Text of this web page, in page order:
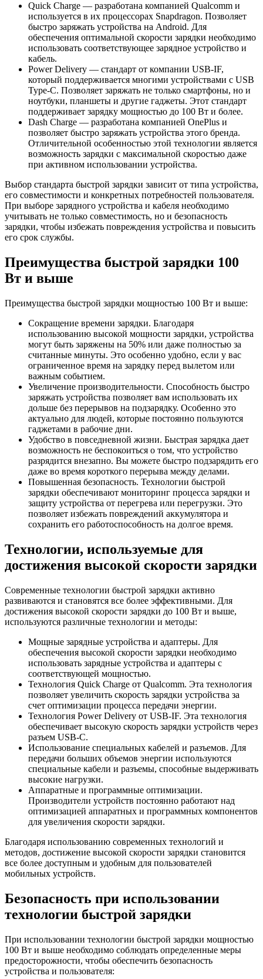
Quick Charge — разработана компанией Qualcomm и
используется в их процессорах Snapdragon. Позволяет
быстро заряжать устройства на Android. Для
обеспечения оптимальной скорости зарядки необходимо
использовать соответствующее зарядное устройство и
кабель.
Power Delivery — стандарт от компании USB-IF,
который поддерживается многими устройствами с USB
Type-C. Позволяет заряжать не только смартфоны, но и
ноутбуки, планшеты и другие гаджеты. Этот стандарт
поддерживает зарядку мощностью до 100 Вт и более.
Dash Charge — разработана компанией OnePlus и
позволяет быстро заряжать устройства этого бренда.
Отличительной особенностью этой технологии является
возможность зарядки с максимальной скоростью даже
при активном использовании устройства.
Выбор стандарта быстрой зарядки зависит от типа устройства,
его совместимости и конкретных потребностей пользователя.
При выборе зарядного устройства и кабеля необходимо
учитывать не только совместимость, но и безопасность
зарядки, чтобы избежать повреждения устройства и повысить
его срок службы.
Преимущества быстрой зарядки 100
Вт и выше
Преимущества быстрой зарядки мощностью 100 Вт и выше:
Сокращение времени зарядки. Благодаря
использованию высокой мощности зарядки, устройства
могут быть заряжены на 50% или даже полностью за
считанные минуты. Это особенно удобно, если у вас
ограниченное время на зарядку перед вылетом или
важным событием.
Увеличение производительности. Способность быстро
заряжать устройства позволяет вам использовать их
дольше без перерывов на подзарядку. Особенно это
актуально для людей, которые постоянно пользуются
гаджетами в рабочие дни.
Удобство в повседневной жизни. Быстрая зарядка дает
возможность не беспокоиться о том, что устройство
разрядится внезапно. Вы можете быстро подзарядить его
даже во время короткого перерыва между делами.
Повышенная безопасность. Технологии быстрой
зарядки обеспечивают мониторинг процесса зарядки и
защиту устройства от перегрева или перегрузки. Это
позволяет избежать повреждений аккумулятора и
сохранить его работоспособность на долгое время.
Технологии, используемые для
достижения высокой скорости зарядки
Современные технологии быстрой зарядки активно
развиваются и становятся все более эффективными. Для
достижения высокой скорости зарядки до 100 Вт и выше,
используются различные технологии и методы:
Мощные зарядные устройства и адаптеры. Для
обеспечения высокой скорости зарядки необходимо
использовать зарядные устройства и адаптеры с
соответствующей мощностью.
Технология Quick Charge от Qualcomm. Эта технология
позволяет увеличить скорость зарядки устройства за
счет оптимизации процесса передачи энергии.
Технология Power Delivery от USB-IF. Эта технология
обеспечивает высокую скорость зарядки устройств через
разъем USB-C.
Использование специальных кабелей и разъемов. Для
передачи больших объемов энергии используются
специальные кабели и разъемы, способные выдерживать
высокие нагрузки.
Аппаратные и программные оптимизации.
Производители устройств постоянно работают над
оптимизацией аппаратных и программных компонентов
для увеличения скорости зарядки.
Благодаря использованию современных технологий и
методов, достижение высокой скорости зарядки становится
все более доступным и удобным для пользователей
мобильных устройств.
Безопасность при использовании
технологии быстрой зарядки
При использовании технологии быстрой зарядки мощностью
100 Вт и выше необходимо соблюдать определенные меры
предосторожности, чтобы обеспечить безопасность
устройства и пользователя: